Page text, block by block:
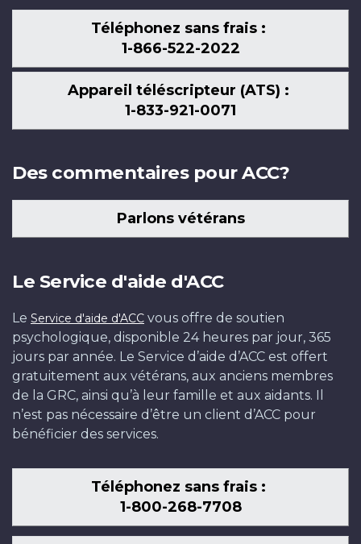
Téléphonez sans frais :
1-866-522-2022
Appareil téléscripteur (ATS) :
1-833-921-0071
Des commentaires pour ACC?
Parlons vétérans
Le Service d'aide d'ACC
Le Service d'aide d'ACC vous offre de soutien
psychologique, disponible 24 heures par jour, 365
jours par année. Le Service d’aide d’ACC est offert
gratuitement aux vétérans, aux anciens membres
de la GRC, ainsi qu’à leur famille et aux aidants. Il
n’est pas nécessaire d’être un client d’ACC pour
bénéficier des services.
Téléphonez sans frais :
1-800-268-7708